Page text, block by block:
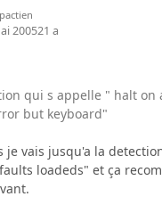
200521 a
qui s appelle " halt on
but keyboard"
je vais jusqu'a la
loadeds" et ça